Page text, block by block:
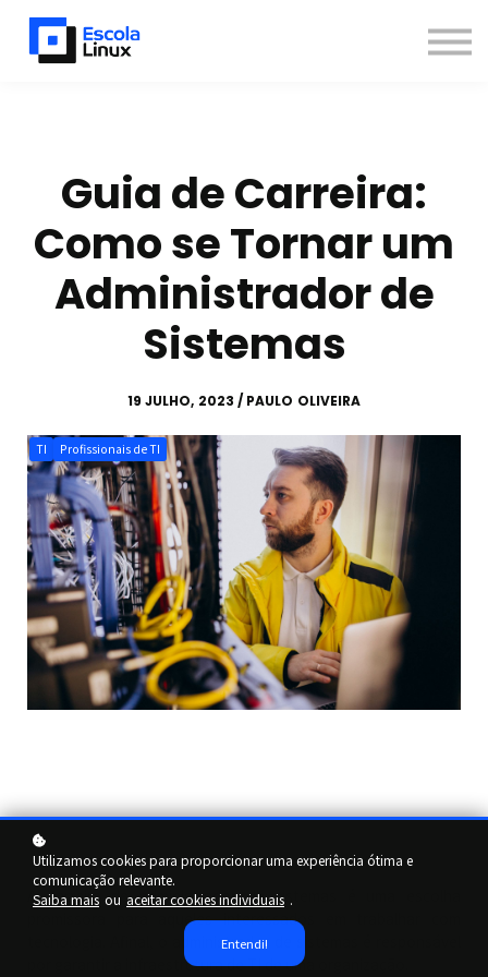
Inscreva-se
Já sou aluno
Newsletter
Guia de Carreira:
Como se Tornar um
Administrador de
Sistemas
19 JULHO, 2023 / PAULO OLIVEIRA
TI Profissionais de TI
A carreira de administrador de sistemas é uma escolha
promissora para aqueles interessados em trabalhar com
tecnologia. Afinal, o administrador de sistemas é responsável
por garantir a infraestrutura de TI de uma organização.
Utilizamos cookies para proporcionar uma experiência ótima e
comunicação relevante.
Saiba mais ou aceitar cookies individuais .
Entendi!